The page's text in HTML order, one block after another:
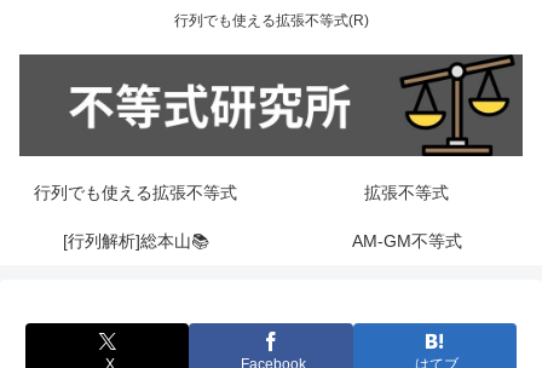
行列でも使える拡張不等式(R)
行列でも使える拡張不等式 拡張不等式
[行列解析]総本山📚 AM-GM不等式
X Facebook はてブ